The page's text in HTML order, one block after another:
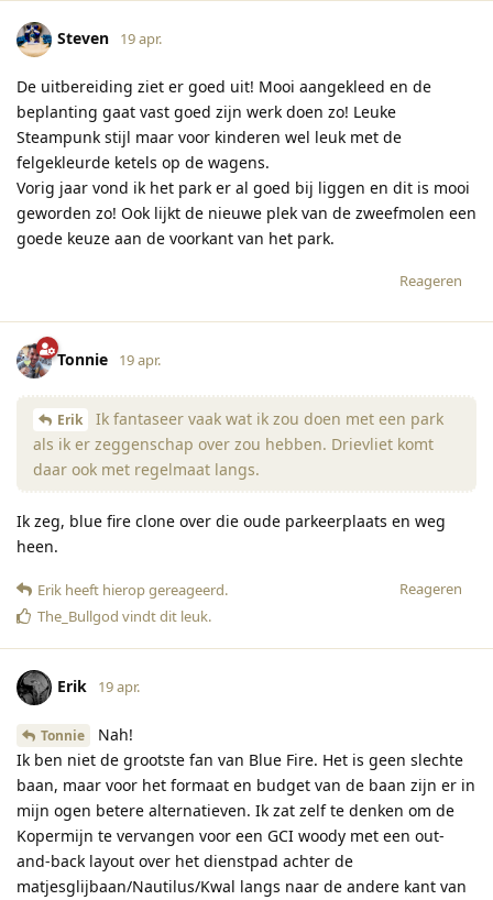
Steven 19 apr.
De uitbereiding ziet er goed uit! Mooi aangekleed en de
beplanting gaat vast goed zijn werk doen zo! Leuke
Steampunk stijl maar voor kinderen wel leuk met de
felgekleurde ketels op de wagens.
Vorig jaar vond ik het park er al goed bij liggen en dit is mooi
geworden zo! Ook lijkt de nieuwe plek van de zweefmolen een
goede keuze aan de voorkant van het park.
Reageren
Tonnie 19 apr.
Erik
Ik fantaseer vaak wat ik zou doen met een park
als ik er zeggenschap over zou hebben. Drievliet komt
daar ook met regelmaat langs.
Ik zeg, blue fire clone over die oude parkeerplaats en weg
heen.
Reageren
Erik heeft hierop gereageerd.
The_Bullgod vindt dit leuk.
Erik 19 apr.
Tonnie
Nah!
Ik ben niet de grootste fan van Blue Fire. Het is geen slechte
baan, maar voor het formaat en budget van de baan zijn er in
mijn ogen betere alternatieven. Ik zat zelf te denken om de
Kopermijn te vervangen voor een GCI woody met een out-
and-back layout over het dienstpad achter de
matjesglijbaan/Nautilus/Kwal langs naar de andere kant van